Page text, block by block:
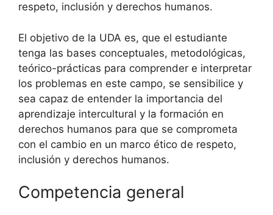
respeto, inclusión y derechos humanos.
El objetivo de la UDA es, que el estudiante
tenga las bases conceptuales, metodológicas,
teórico-prácticas para comprender e interpretar
los problemas en este campo, se sensibilice y
sea capaz de entender la importancia del
aprendizaje intercultural y la formación en
derechos humanos para que se comprometa
con el cambio en un marco ético de respeto,
inclusión y derechos humanos.
Competencia general